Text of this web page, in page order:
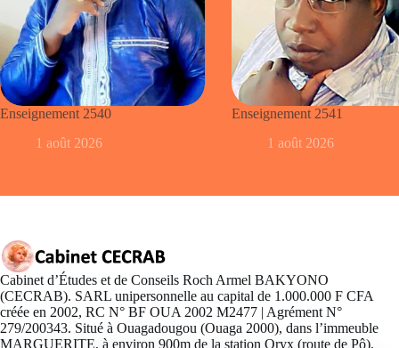
Enseignement 2540
1 août 2026
Enseignement 2541
1 août 2026
Cabinet d’Études et de Conseils Roch Armel BAKYONO
(CECRAB). SARL unipersonnelle au capital de 1.000.000 F CFA
créée en 2002, RC N° BF OUA 2002 M2477 | Agrément N°
279/200343. Situé à Ouagadougou (Ouaga 2000), dans l’immeuble
MARGUERITE, à environ 900m de la station Oryx (route de Pô).